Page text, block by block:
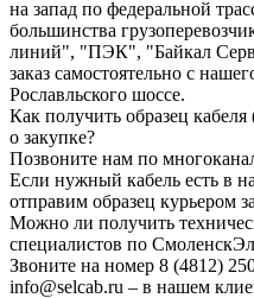
на запад по федеральной
большинства
линий", "ПЭК", "Байкал
заказ самостоятельно с
Рославльского шоссе.
Как получить образец
о закупке?
Позвоните нам по
Если нужный кабель есть в
отправим образец курьером
Можно ли получить
специалистов по
Звоните на номер 8 (4812)
info@selcab.ru – в нашем